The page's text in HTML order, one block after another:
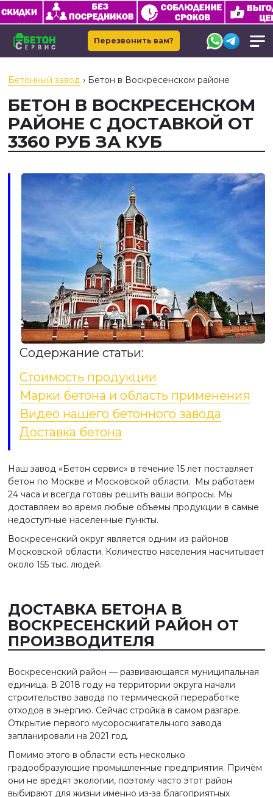
Перезвонить вам?
Бетонный завод › Бетон в Воскресенском районе
БЕТОН В ВОСКРЕСЕНСКОМ
РАЙОНЕ С ДОСТАВКОЙ ОТ
3360 РУБ ЗА КУБ
Содержание статьи:
Стоимость продукции
Марки бетона и область применения
Видео нашего бетонного завода
Доставка бетона
Наш завод «Бетон сервис» в течение 15 лет поставляет
бетон по Москве и Московской области. Мы работаем
24 часа и всегда готовы решить ваши вопросы. Мы
доставляем во время любые объемы продукции в самые
недоступные населенные пункты.
Воскресенский округ является одним из районов
Московской области. Количество населения насчитывает
около 155 тыс. людей.
ДОСТАВКА БЕТОНА В
ВОСКРЕСЕНСКИЙ РАЙОН ОТ
ПРОИЗВОДИТЕЛЯ
Воскресенский район — развивающаяся муниципальная
единица. В 2018 году на территории округа начали
строительство завода по термической переработке
отходов в энергию. Сейчас стройка в самом разгаре.
Открытие первого мусоросжигательного завода
запланировали на 2021 год.
Помимо этого в области есть несколько
градообразующие промышленные предприятия. Причём
они не вредят экологии, поэтому часто этот район
выбирают для жизни именно из-за благоприятных